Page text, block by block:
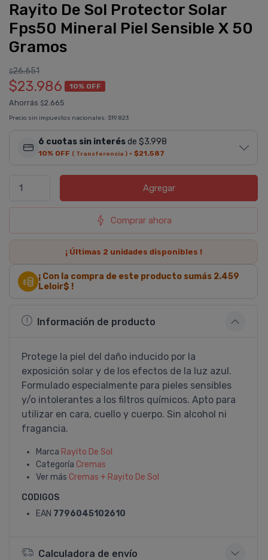
Rayito De Sol Protector Solar
Fps50 Mineral Piel Sensible X 50
Gramos
$26.651
$23.986 10% OFF
Ahorrás $2.665
Precio sin impuestos nacionales: $19.823
6 cuotas sin interésde $3.998
10% OFF ( Transferencia ) · $21.587
Agregar
Comprar ahora
¡ Últimas 2 unidades disponibles !
¡ Con la compra de este producto sumás 2.459
Leloir$ !
Información de producto
Protege la piel del daño inducido por la
exposición solar y de los efectos de la luz azul.
Formulado especialmente para pieles sensibles
y/o intolerantes a los filtros químicos. Apto para
utilizar en cara, cuello y cuerpo. Sin alcohol ni
fragancia.
Marca Rayito De Sol
Categoría Cremas
Ver más Cremas + Rayito De Sol
CODIGOS
EAN 7796045102610
Calculadora de envío